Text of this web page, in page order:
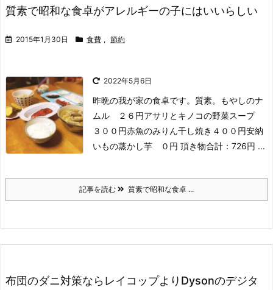
質素で昭和な食卓がアレルギーの子にはいいらしい
2015年1月30日 食費 , 節約
2022年5月6日
昨晩の我が家の食卓です。 質素。
もやしのナ
ムル ２６円アサリとキノコの野菜スープ
３００円赤魚のみりん干し焼き４００円安納
いもの蒸かし芋 ０円 頂き物合計：726円 ...
記事を読む 質素で昭和な食卓 ...
布団のダニ対策ならレイコップよりDysonのデジタ